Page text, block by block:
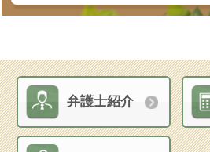
弁護士紹介